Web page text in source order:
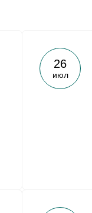
26
июл